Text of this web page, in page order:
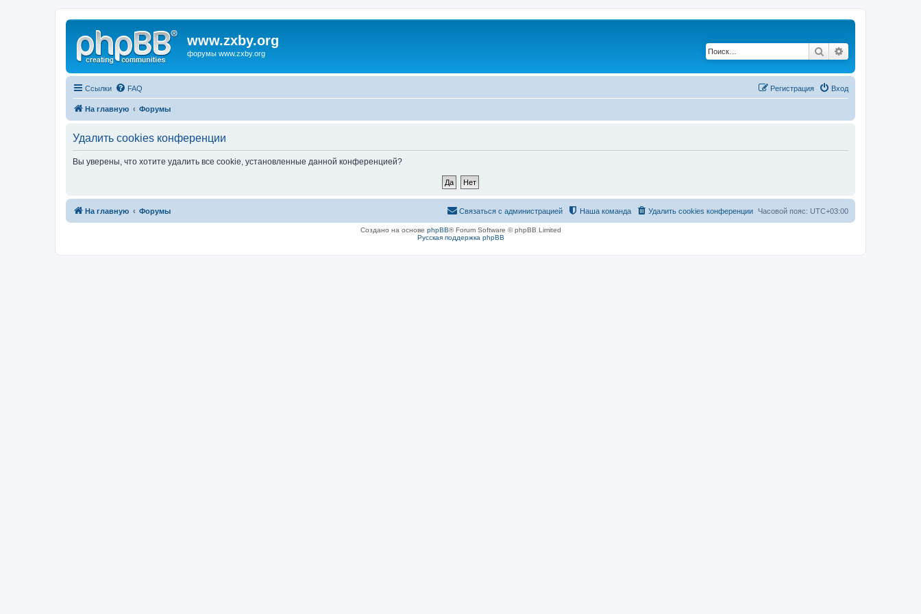
www.zxby.org
форумы www.zxby.org Поиск
Ссылки FAQ Вход
Регистрация
На главную Форумы
Удалить cookies конференции
Вы уверены, что хотите удалить все cookie, установленные данной конференцией?
На главную Форумы Часовой пояс: UTC+03:00
Удалить cookies конференции
Наша команда
Связаться с администрацией
Создано на основе phpBB® Forum Software © phpBB Limited
Русская поддержка phpBB